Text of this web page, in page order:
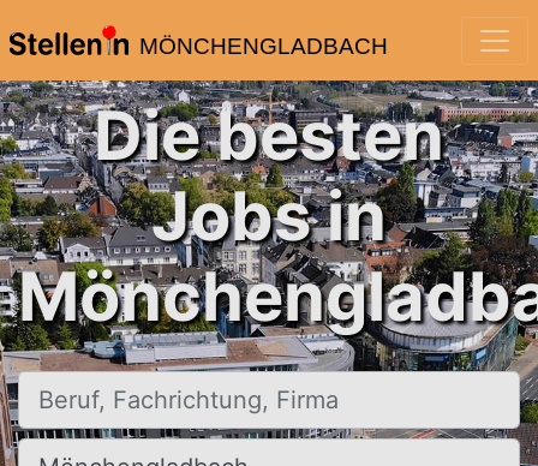
MÖNCHENGLADBACH
Die besten
Jobs in
Beruf, Fachrichtung, Firma
Ort, Stadt